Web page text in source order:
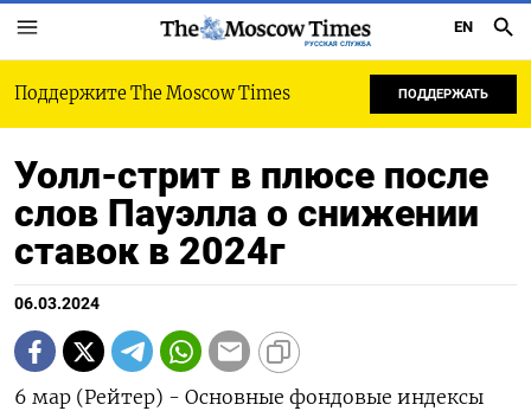
РУССКАЯ СЛУЖБА
EN
Поддержите The Moscow Times ПОДДЕРЖАТЬ
Уолл-стрит в плюсе после
слов Пауэлла о снижении
ставок в 2024г
06.03.2024
6 мар (Рейтер) - Основные фондовые индексы